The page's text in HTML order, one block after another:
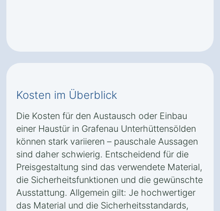
Kosten im Überblick
Die Kosten für den Austausch oder Einbau
einer Haustür in Grafenau Unterhüttensölden
können stark variieren – pauschale Aussagen
sind daher schwierig. Entscheidend für die
Preisgestaltung sind das verwendete Material,
die Sicherheitsfunktionen und die gewünschte
Ausstattung. Allgemein gilt: Je hochwertiger
das Material und die Sicherheitsstandards,